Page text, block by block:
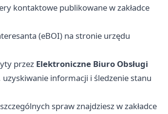
kontaktowe publikowane w zakładce
(eBOI) na stronie urzędu
przez Elektroniczne Biuro Obsługi
informacji i śledzenie stanu
spraw znajdziesz w zakładce